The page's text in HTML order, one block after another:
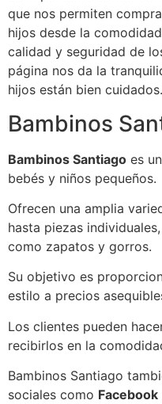
que nos permiten
hijos desde la
calidad y seguridad de
página nos da la
hijos están bien cuidados.
Bambinos
Bambinos Santiago es
bebés y niños pequeños.
Ofrecen una amplia
hasta piezas
como zapatos y gorros.
Su objetivo es
estilo a precios
Los clientes pueden
recibirlos en la
Bambinos Santiago
sociales como Facebook